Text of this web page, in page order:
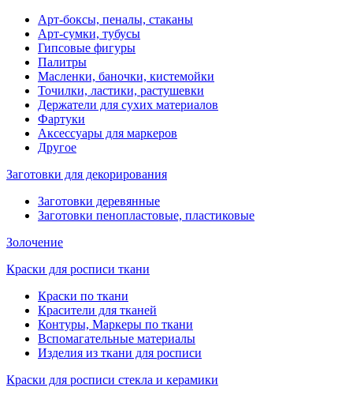
Арт-боксы, пеналы, стаканы
Арт-сумки, тубусы
Гипсовые фигуры
Палитры
Масленки, баночки, кистемойки
Точилки, ластики, растушевки
Держатели для сухих материалов
Фартуки
Аксессуары для маркеров
Другое
Заготовки для декорирования
Заготовки деревянные
Заготовки пенопластовые, пластиковые
Золочение
Краски для росписи ткани
Краски по ткани
Красители для тканей
Контуры, Маркеры по ткани
Вспомагательные материалы
Изделия из ткани для росписи
Краски для росписи стекла и керамики